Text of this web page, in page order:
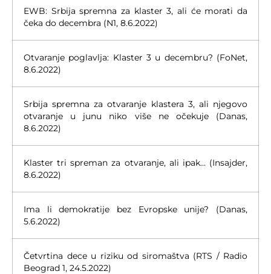
EWB: Srbija spremna za klaster 3, ali će morati da
čeka do decembra (N1, 8.6.2022)
Otvaranje poglavlja: Klaster 3 u decembru? (FoNet,
8.6.2022)
Srbija spremna za otvaranje klastera 3, ali njegovo
otvaranje u junu niko više ne očekuje (Danas,
8.6.2022)
Klaster tri spreman za otvaranje, ali ipak… (Insajder,
8.6.2022)
Ima li demokratije bez Evropske unije? (Danas,
5.6.2022)
Četvrtina dece u riziku od siromaštva (RTS / Radio
Beograd 1, 24.5.2022)